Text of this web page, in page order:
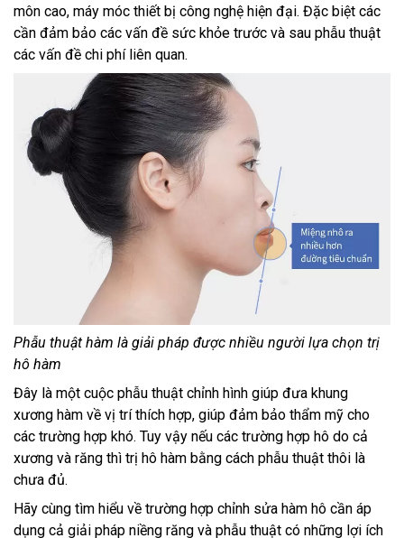
môn cao, máy móc thiết bị công nghệ hiện đại. Đặc biệt các
cần đảm bảo các vấn đề sức khỏe trước và sau phẫu thuật
các vấn đề chi phí liên quan.
Phẫu thuật hàm là giải pháp được nhiều người lựa chọn trị
hô hàm
Đây là một cuộc phẫu thuật chỉnh hình giúp đưa khung
xương hàm về vị trí thích hợp, giúp đảm bảo thẩm mỹ cho
các trường hợp khó. Tuy vậy nếu các trường hợp hô do cả
xương và răng thì trị hô hàm bằng cách phẫu thuật thôi là
chưa đủ.
Hãy cùng tìm hiểu về trường hợp chỉnh sửa hàm hô cần áp
dụng cả giải pháp niềng răng và phẫu thuật có những lợi ích